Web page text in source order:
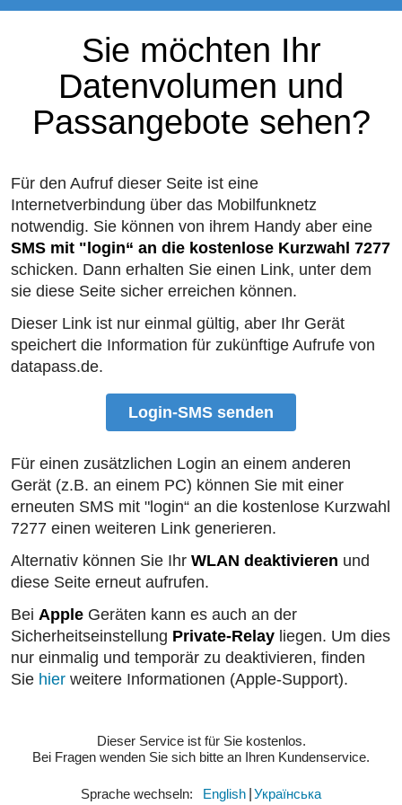
Sie möchten Ihr
Datenvolumen und
Passangebote sehen?
Für den Aufruf dieser Seite ist eine
Internetverbindung über das Mobilfunknetz
notwendig. Sie können von ihrem Handy aber eine
SMS mit "login“ an die kostenlose Kurzwahl 7277
schicken. Dann erhalten Sie einen Link, unter dem
sie diese Seite sicher erreichen können.
Dieser Link ist nur einmal gültig, aber Ihr Gerät
speichert die Information für zukünftige Aufrufe von
datapass.de.
Login-SMS senden
Für einen zusätzlichen Login an einem anderen
Gerät (z.B. an einem PC) können Sie mit einer
erneuten SMS mit "login“ an die kostenlose Kurzwahl
7277 einen weiteren Link generieren.
Alternativ können Sie Ihr WLAN deaktivieren und
diese Seite erneut aufrufen.
Bei Apple Geräten kann es auch an der
Sicherheitseinstellung Private-Relay liegen. Um dies
nur einmalig und temporär zu deaktivieren, finden
Sie hier weitere Informationen (Apple-Support).
Dieser Service ist für Sie kostenlos.
Bei Fragen wenden Sie sich bitte an Ihren Kundenservice.
Sprache wechseln: ​English ​Українська